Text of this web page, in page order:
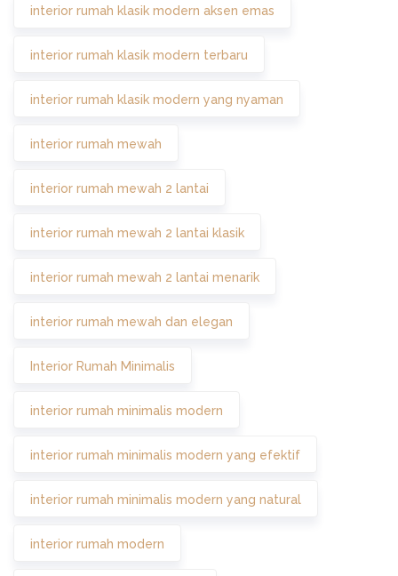
interior rumah klasik modern aksen emas
interior rumah klasik modern terbaru
interior rumah klasik modern yang nyaman
interior rumah mewah
interior rumah mewah 2 lantai
interior rumah mewah 2 lantai klasik
interior rumah mewah 2 lantai menarik
interior rumah mewah dan elegan
Interior Rumah Minimalis
interior rumah minimalis modern
interior rumah minimalis modern yang efektif
interior rumah minimalis modern yang natural
interior rumah modern